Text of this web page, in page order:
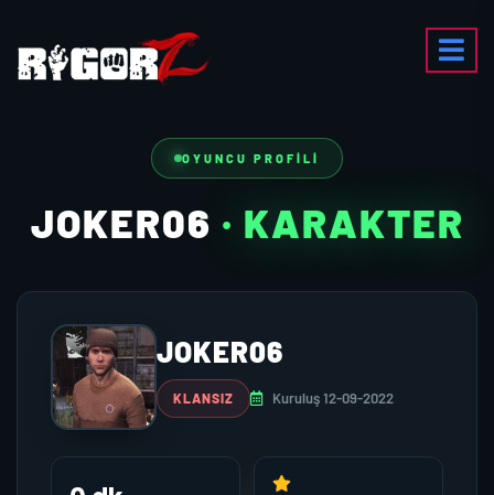
OYUNCU PROFILI
JOKER06 · KARAKTER
JOKER06
KLANSIZ Kuruluş 12-09-2022